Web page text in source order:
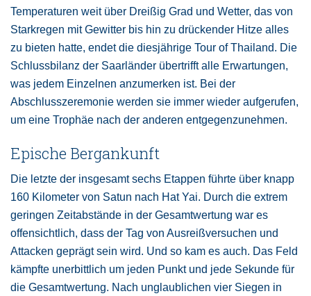
Temperaturen weit über Dreißig Grad und Wetter, das von
Starkregen mit Gewitter bis hin zu drückender Hitze alles
zu bieten hatte, endet die diesjährige Tour of Thailand. Die
Schlussbilanz der Saarländer übertrifft alle Erwartungen,
was jedem Einzelnen anzumerken ist. Bei der
Abschlusszeremonie werden sie immer wieder aufgerufen,
um eine Trophäe nach der anderen entgegenzunehmen.
Epische Bergankunft
Die letzte der insgesamt sechs Etappen führte über knapp
160 Kilometer von Satun nach Hat Yai. Durch die extrem
geringen Zeitabstände in der Gesamtwertung war es
offensichtlich, dass der Tag von Ausreißversuchen und
Attacken geprägt sein wird. Und so kam es auch. Das Feld
kämpfte unerbittlich um jeden Punkt und jede Sekunde für
die Gesamtwertung. Nach unglaublichen vier Siegen in